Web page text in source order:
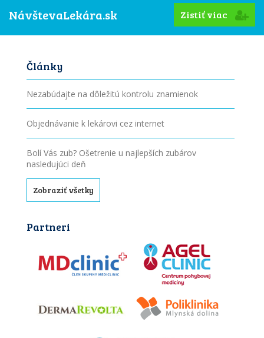
NávštevaLekára.sk
Zistiť viac
Články
Nezabúdajte na dôležitú kontrolu znamienok
Objednávanie k lekárovi cez internet
Bolí Vás zub? Ošetrenie u najlepších zubárov
nasledujúci deň
Zobraziť všetky
Partneri